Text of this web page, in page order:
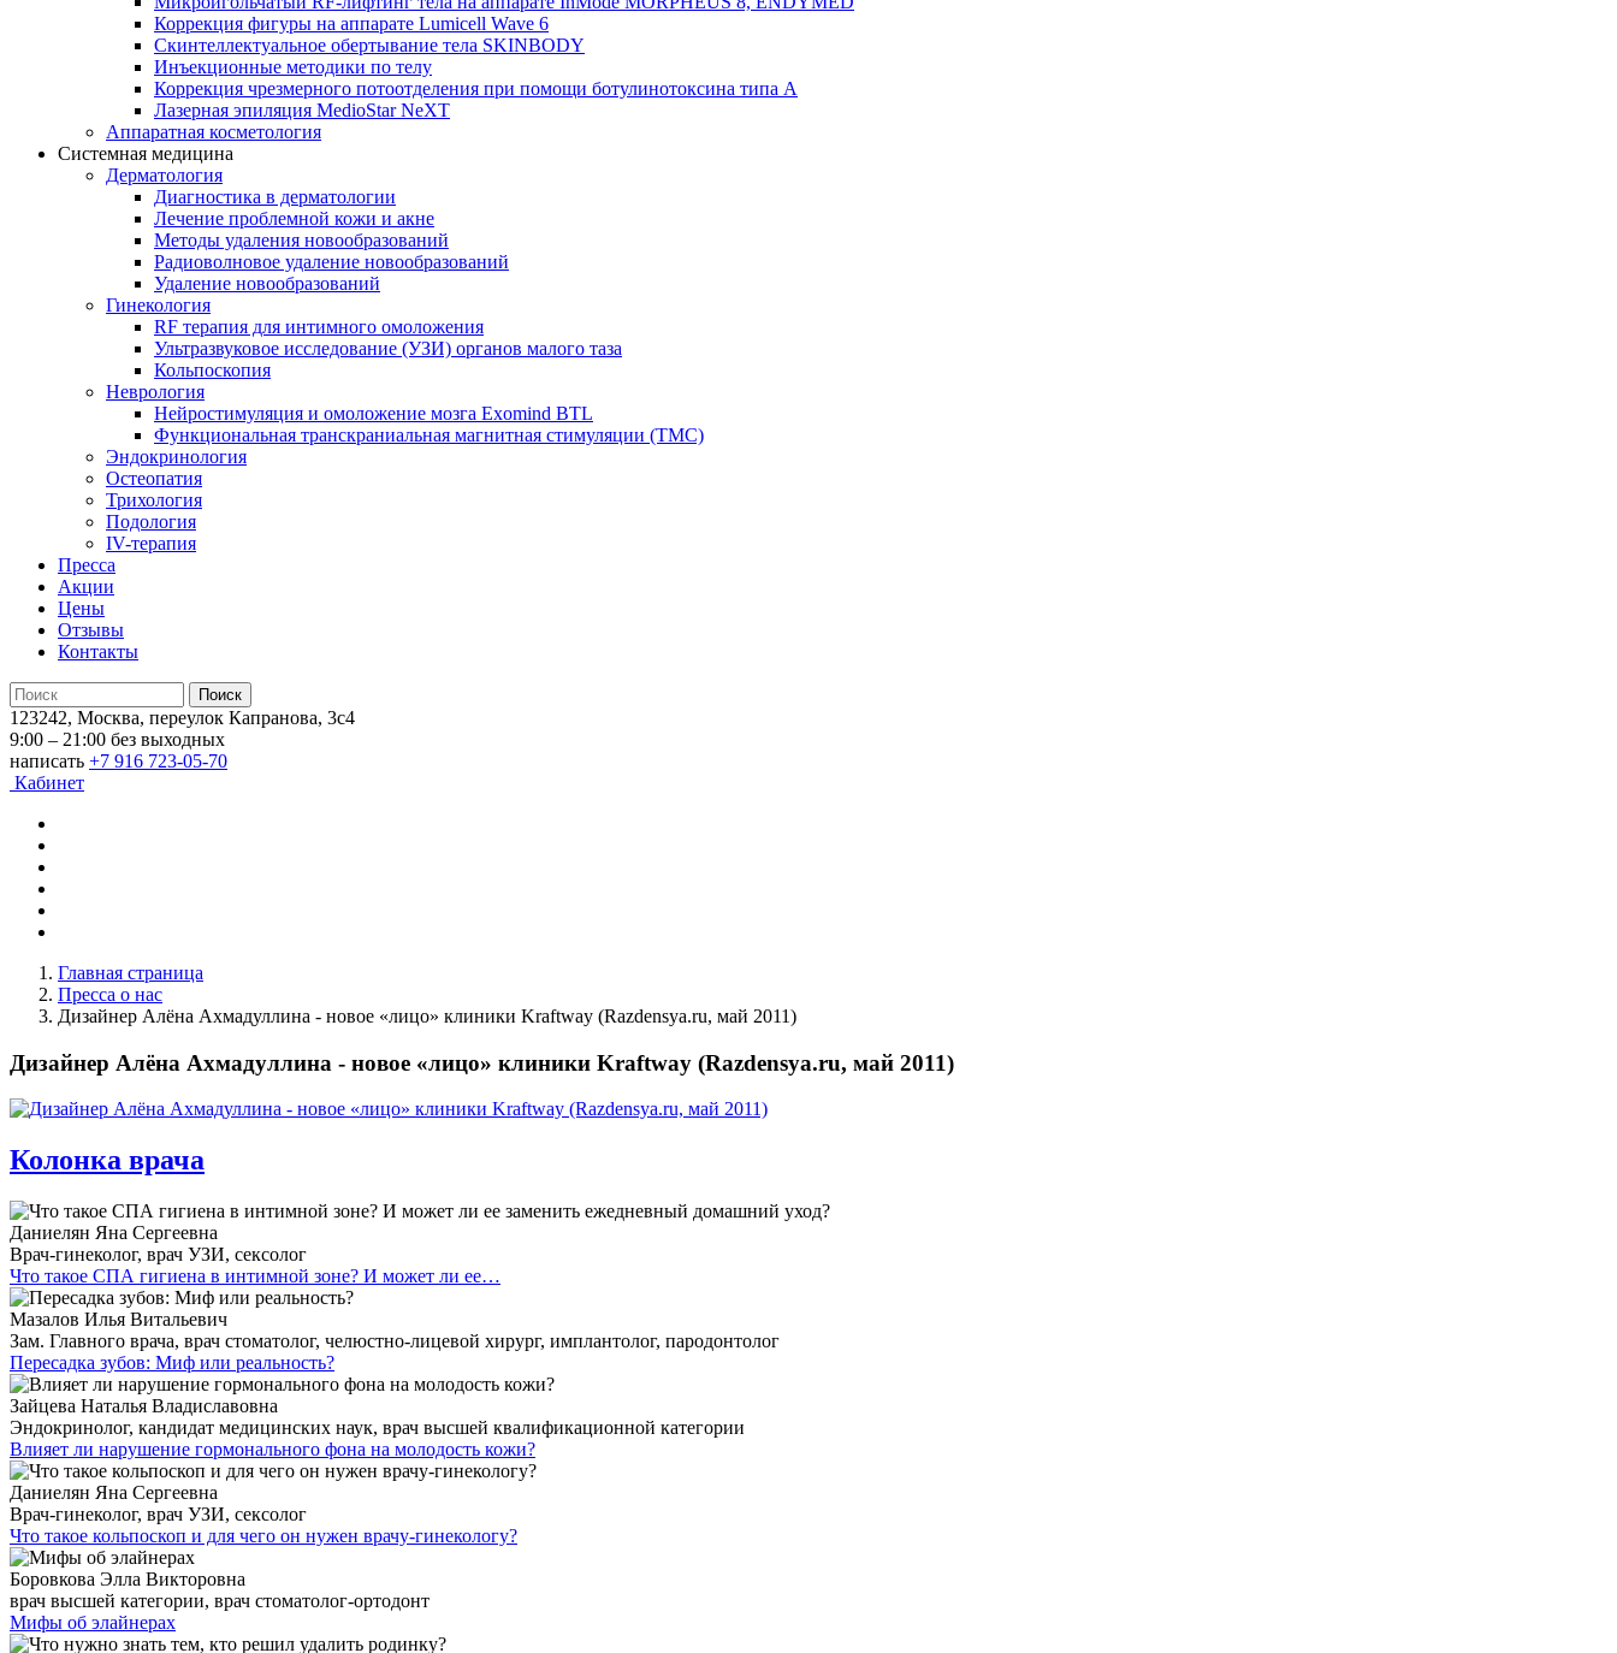
Коррекция фигуры на аппарате Lumicell Wave 6
Скинтеллектуальное обертывание тела SKINBODY
Инъекционные методики по телу
Коррекция чрезмерного потоотделения при помощи ботулинотоксина типа А
Лазерная эпиляция MedioStar NeXT
Аппаратная косметология
Системная медицина
Дерматология
Диагностика в дерматологии
Лечение проблемной кожи и акне
Методы удаления новообразований
Радиоволновое удаление новообразований
Удаление новообразований
Гинекология
RF терапия для интимного омоложения
Ультразвуковое исследование (УЗИ) органов малого таза
Кольпоскопия
Неврология
Нейростимуляция и омоложение мозга Exomind BTL
Функциональная транскраниальная магнитная стимуляции (ТМС)
Эндокринология
Остеопатия
Трихология
Подология
IV-терапия
Пресса
Акции
Цены
Отзывы
Контакты
123242, Москва, переулок Капранова, 3с4
9:00 – 21:00 без выходных
написать +7 916 723-05-70
Кабинет
Главная страница
Пресса о нас
Дизайнер Алёна Ахмадуллина - новое «лицо» клиники Kraftway (Razdensya.ru, май 2011)
Дизайнер Алёна Ахмадуллина - новое «лицо» клиники Kraftway (Razdensya.ru, май 2011)
Колонка врача
Даниелян Яна Сергеевна
Врач-гинеколог, врач УЗИ, сексолог
Что такое СПА гигиена в интимной зоне? И может ли ее…
Мазалов Илья Витальевич
Зам. Главного врача, врач стоматолог, челюстно-лицевой хирург, имплантолог, пародонтолог
Пересадка зубов: Миф или реальность?
Зайцева Наталья Владиславовна
Эндокринолог, кандидат медицинских наук, врач высшей квалификационной категории
Влияет ли нарушение гормонального фона на молодость кожи?
Даниелян Яна Сергеевна
Врач-гинеколог, врач УЗИ, сексолог
Что такое кольпоскоп и для чего он нужен врачу-гинекологу?
Боровкова Элла Викторовна
врач высшей категории, врач стоматолог-ортодонт
Мифы об элайнерах